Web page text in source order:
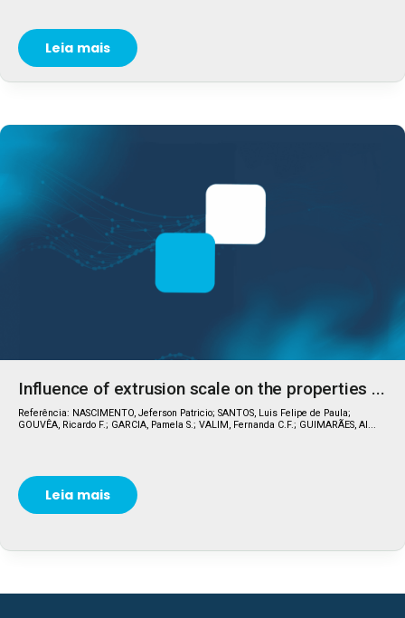
Leia mais
Influence of extrusion scale on the properties ...
Referência: NASCIMENTO, Jeferson Patricio; SANTOS, Luis Felipe de Paula;
GOUVÊA, Ricardo F.; GARCIA, Pamela S.; VALIM, Fernanda C.F.; GUIMARÃES, Al...
Leia mais